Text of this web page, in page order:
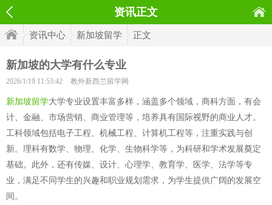
资讯正文
资讯中心 新加坡留学 正文
新加坡的大学有什么专业
2026/1/19 11:53:42 教外新西兰留学网
新加坡留学大学专业设置丰富多样，涵盖多个领域，商科方面，有会
计、金融、市场营销、商业管理等，培养具有国际视野的商业人才。
工科领域包括电子工程、机械工程、计算机工程等，注重实践与创
新。理科有数学、物理、化学、生物科学等，为科研和学术发展奠定
基础。此外，还有传媒、设计、心理学、教育学、医学、法学等专
业，满足不同学生的兴趣和职业规划需求，为学生提供广阔的发展空
间。